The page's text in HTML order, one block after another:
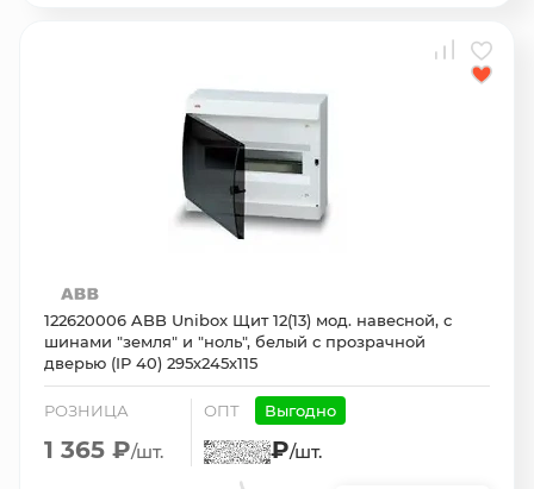
122620006 ABB Unibox Щит 12(13) мод. навесной, с
шинами "земля" и "ноль", белый с прозрачной
дверью (IP 40) 295х245х115
РОЗНИЦА
1 365 ₽/шт.
ОПТ Выгодно
₽/шт.